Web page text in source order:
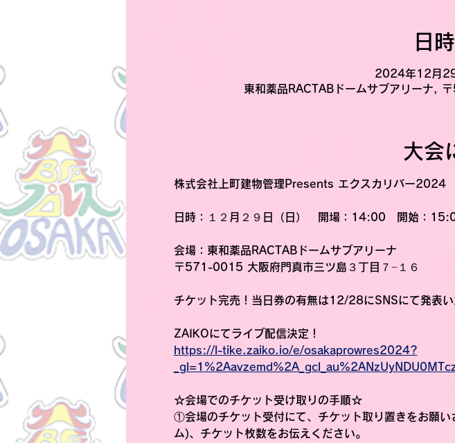
日
2024年12月
東和薬品RACTABドームサブアリーナ,
大会
株式会社上町建物管理Presents エクスカリバー2024
日時：１２月２９日（日）　開場：14:00　開始：
会場：東和薬品RACTABドームサブアリーナ
〒571-0015 大阪府門真市三ツ島３丁目７−１６
チケット完売！当日券の有無は12/28にSNSにて発表い
ZAIKOにてライブ配信決定！
https://l-tike.zaiko.io/e/osakaprowres2024?
☆会場でのチケット受け取りの手順☆
①会場のチケット受付にて、チケット取り置きをお願
ム)、チケット枚数をお伝えください。